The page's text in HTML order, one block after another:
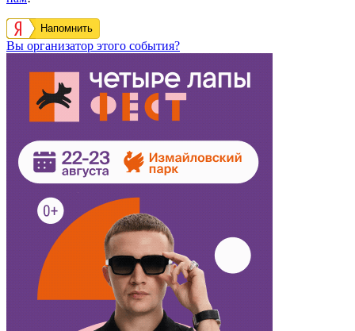
Напомнить
Вы организатор этого события?